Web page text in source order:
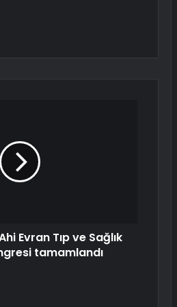
Evran Tıp ve Sağlık
tamamlandı